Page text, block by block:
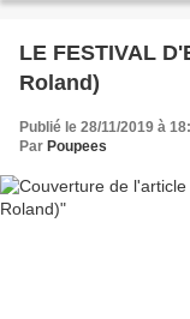
LE FESTIVAL
Roland)
Publié le 28/11/2019 à
Par Poupees